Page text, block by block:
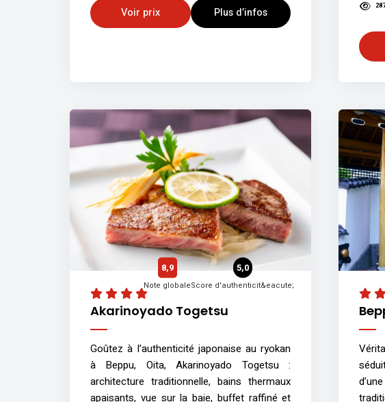
Voir prix Plus d’infos
Akarinoyado Togetsu
8,9
Note globale
5,0
Score d'authenticit&eacute;
Goûtez à l’authenticité japonaise au ryokan
à Beppu, Oita, Akarinoyado Togetsu :
architecture traditionnelle, bains thermaux
apaisants, vue sur la baie, buffet raffiné et